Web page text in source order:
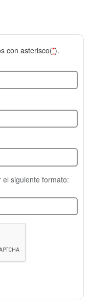
con asterisco(*).
siguiente formato: